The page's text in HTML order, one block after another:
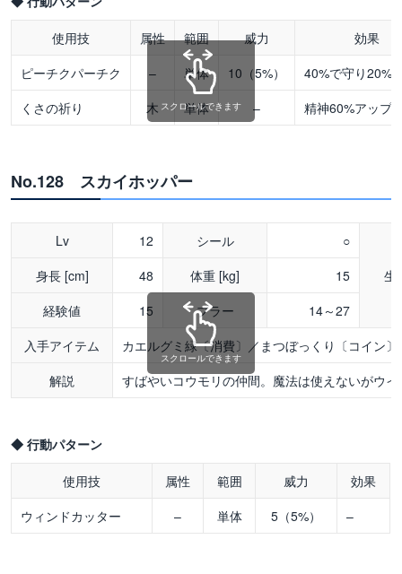
使用技 属性 範囲 威力
効果
ピーチクパーチク
– 単体 10（5%）
40%で守り20%
くさの祈り
木 単体 – 精神60%アップ
スクロールできます
No.128 スカイホッパー
Lv 12 シール
○
生
身長 [cm] 48 体重 [kg]
15
経験値
15 ブラー
14～27
入手アイテム
カエルグミ緑〔消費〕／まつぼっくり〔コイン〕
解説
すばやいコウモリの仲間。魔法は使えないがウ
スクロールできます
◆ 行動パターン
使用技 属性 範囲 威力
効果
ウィンドカッター
– 単体 5（5%） –